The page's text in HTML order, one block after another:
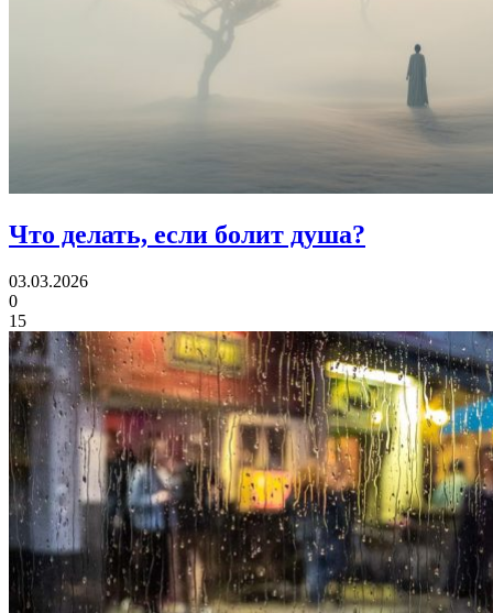
Что делать, если болит душа?
03.03.2026
0
15